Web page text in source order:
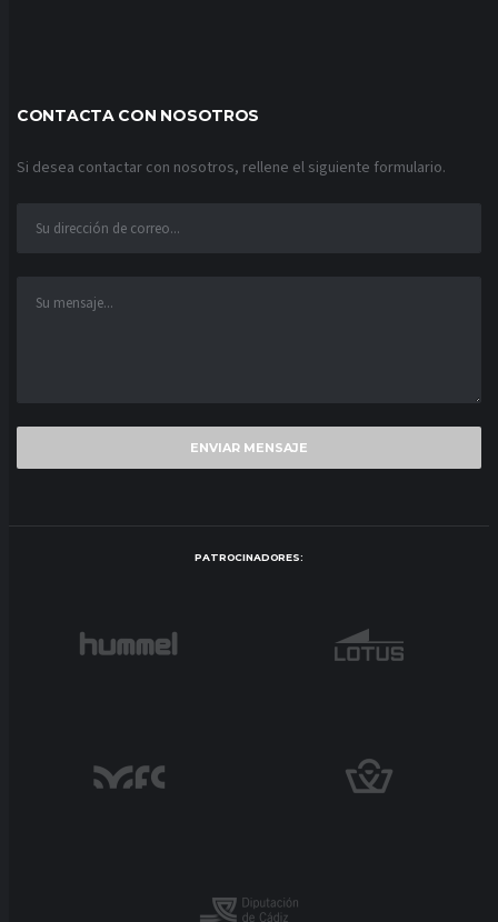
CONTACTA CON NOSOTROS
Si desea contactar con nosotros, rellene el siguiente formulario.
PATROCINADORES: